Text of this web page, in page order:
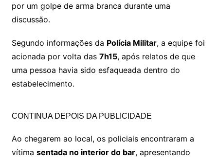
por um golpe de arma branca durante uma
discussão.
Segundo informações da Polícia Militar, a equipe foi
acionada por volta das 7h15, após relatos de que
uma pessoa havia sido esfaqueada dentro do
estabelecimento.
CONTINUA DEPOIS DA PUBLICIDADE
Ao chegarem ao local, os policiais encontraram a
vítima sentada no interior do bar, apresentando